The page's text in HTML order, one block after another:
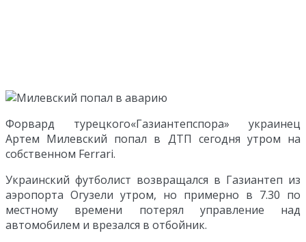
Форвард турецкого«Газиантепспора» украинец
Артем Милевский попал в ДТП сегодня утром на
собственном Ferrari.
Украинский футболист возвращался в Газиантеп из
аэропорта Огузели утром, но примерно в 7.30 по
местному времени потерял управление над
автомобилем и врезался в отбойник.